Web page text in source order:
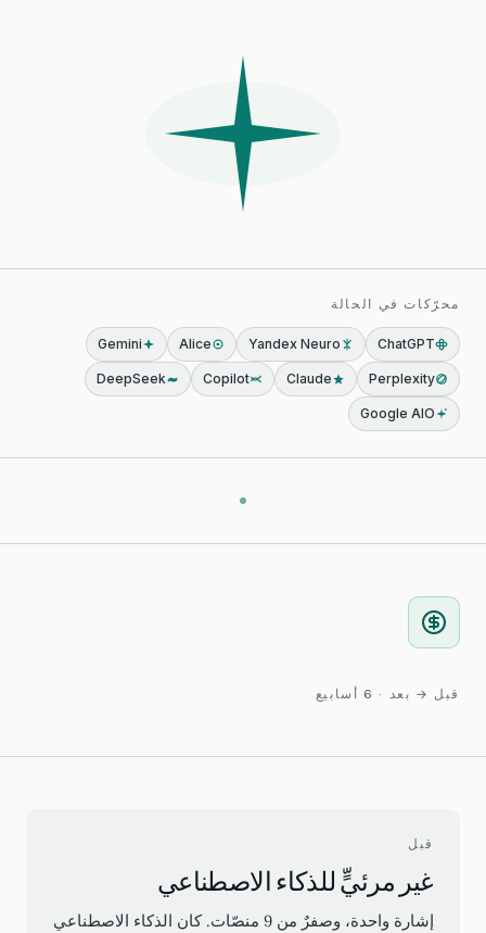
محرّكات في الحالة
ChatGPT
Yandex Neuro
Alice
Gemini
Perplexity
Claude
Copilot
DeepSeek
Google AIO
قبل → بعد · 6 أسابيع
قبل
غير مرئيٍّ للذكاء الاصطناعي
إشارة واحدة، وصفرٌ من 9 منصّات. كان الذكاء الاصطناعي